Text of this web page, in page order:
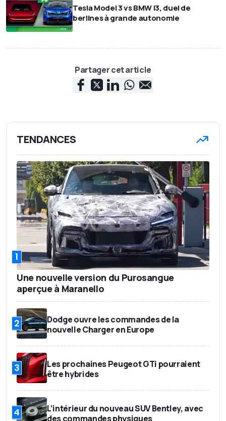
Tesla Model 3 vs BMW i3, duel de
berlines à grande autonomie
Partager cet article
TENDANCES
1
Une nouvelle version du Purosangue
aperçue à Maranello
2
Dodge ouvre les commandes de la
nouvelle Charger en Europe
3
Les prochaines Peugeot GTi pourraient
être hybrides
4
L’intérieur du nouveau SUV Bentley, avec
des commandes physiques